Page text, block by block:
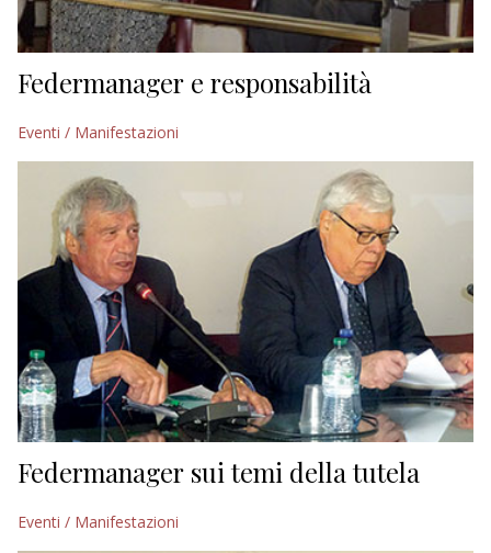
Federmanager e responsabilità
Eventi / Manifestazioni
Federmanager sui temi della tutela
Eventi / Manifestazioni